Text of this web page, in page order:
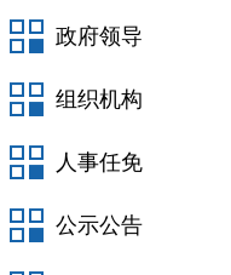
政府领导
组织机构
人事任免
公示公告